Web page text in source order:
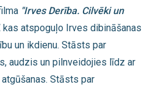
"Irves Derība. Cilvēki un
kas atspoguļo Irves dibināšanas
un ikdienu. Stāsts par
audzis un pilnveidojies līdz ar
Stāsts par